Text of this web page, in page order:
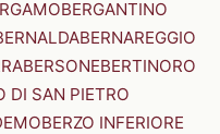
BERGANTINO
BERNAREGGIO
BERSONEBERTINORO
DI SAN PIETRO
BERZO INFERIORE